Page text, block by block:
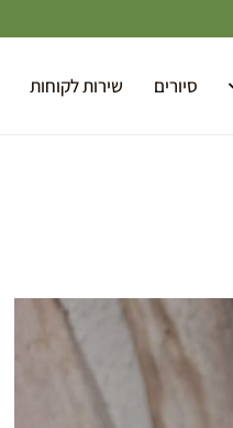
סיורים שירות לקוחות